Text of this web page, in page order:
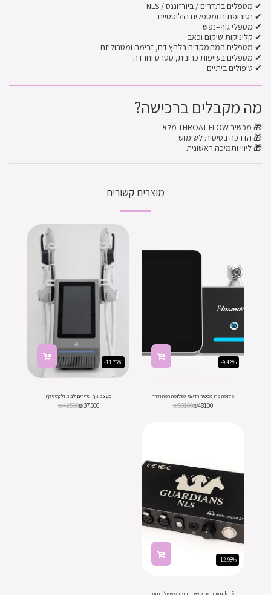
✔ מטפלים בתדרים / ביורזוננס / NLS
✔ נטורופתים ומטפלים הוליסטיים
✔ מטפלי גוף–נפש
✔ קליניקות שיקום וכאב
✔ מטפלים המתמקדים בלחץ דם, זרימה ומטבוליזם
✔ מטפלים בעייפות כרונית, סטרס וחרדה
✔ טיפולים ביתיים
מה מקבלים ברכישה?
🎁 מכשיר THROAT FLOW מלא
🎁 הדרכה בסיסית לשימוש
🎁 ליווי ותמיכה ראשונית
מוצרים קשורים
-9.42%
פלזמה פרו מכשיר חדשני לפלזמה חמה וקרה
₪53100₪48100
-11.76%
מעצב גוף ושרירים לבית ולקליניקה
₪42500₪37500
-12.98%